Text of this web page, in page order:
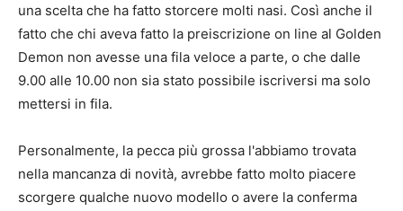
una scelta che ha fatto storcere molti nasi. Così anche il
fatto che chi aveva fatto la preiscrizione on line al Golden
Demon non avesse una fila veloce a parte, o che dalle
9.00 alle 10.00 non sia stato possibile iscriversi ma solo
mettersi in fila.
Personalmente, la pecca più grossa l'abbiamo trovata
nella mancanza di novità, avrebbe fatto molto piacere
scorgere qualche nuovo modello o avere la conferma